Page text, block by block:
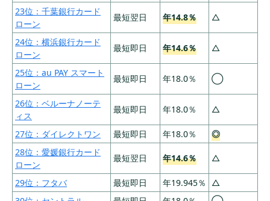
いくらまで借りられるかは年収によって異なる
消費者金融・銀行カードローンの違いやおすす
めな人
カードローンとキャッシング・フリーローンと
の違い
カードローンの返済の仕組み
利息の計算方法を知っておく
借入前は返済シミュレーションを立てることが
重要
カードローンの審査基準と審査落ちへの対策
23位：千葉銀行カード
ローン
最短翌日 年14.8％ △
24位：横浜銀行カード
ローン
最短即日 年14.6％ △
25位：au PAY スマート
ローン
最短即日 年18.0％ ◯
26位：ベルーナノーテ
ィス
最短即日 年18.0％ △
27位：ダイレクトワン 最短即日 年18.0％
◎
28位：愛媛銀行カード
ローン
最短翌日 年14.6％ △
29位：フタバ 最短即日 年19.945％
△